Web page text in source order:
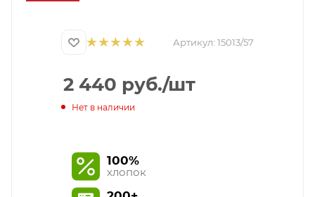
Артикул: 15013/57
2 440 руб./шт
Нет в наличии
100%
хлопок